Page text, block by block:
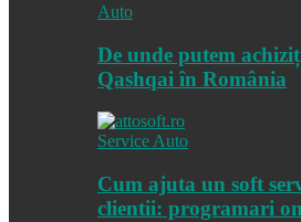
Auto
De unde putem
Qashqai în România
Service Auto
Cum ajuta un soft
clientii: programari